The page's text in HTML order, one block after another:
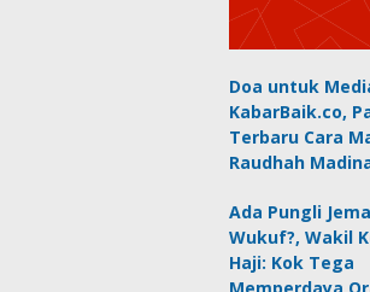
Doa untuk
KabarBaik.co,
Terbaru Cara
Raudhah
Ada Pungli
Wukuf?, Wakil
Haji: Kok Tega